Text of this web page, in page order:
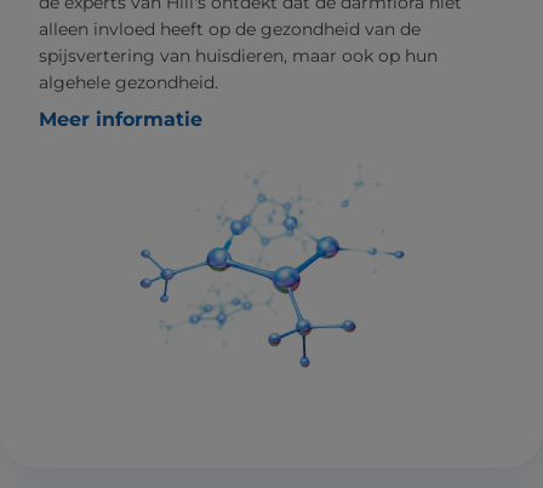
alleen invloed heeft op de gezondheid van de
spijsvertering van huisdieren, maar ook op hun
algehele gezondheid.
Meer informatie